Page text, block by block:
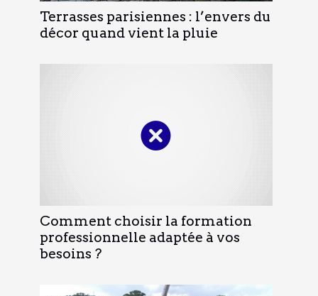
Terrasses parisiennes : l’envers du
décor quand vient la pluie
Comment choisir la formation
professionnelle adaptée à vos
besoins ?